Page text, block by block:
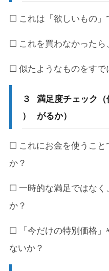
☐ これは「欲しいもの」
☐ これを買わなかったら
☐ 似たようなものをすで
３
）
満足度チェック
がるか）
☐ これにお金を使うこと
か？
☐ 一時的な満足ではなく
か？
☐ 「今だけの特別価格」
ないか？